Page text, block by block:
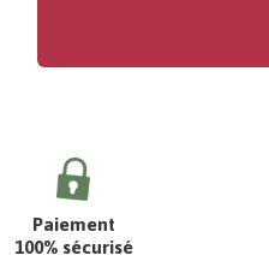
Paiement
100% sécurisé